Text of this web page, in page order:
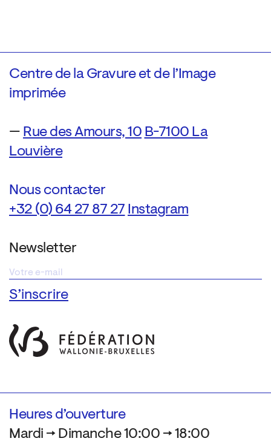
Centre de la Gravure et de l’Image
imprimée
— Rue des Amours, 10 B-7100 La
Louvière
Nous contacter
+32 (0) 64 27 87 27 Instagram
Newsletter
Heures d’ouverture
Mardi → Dimanche 10:00 → 18:00